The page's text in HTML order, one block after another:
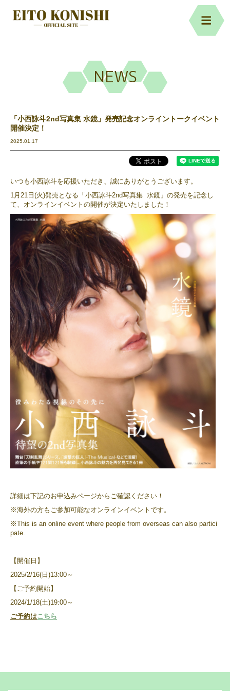
NEWS
「小西詠斗2nd写真集 水鏡」発売記念オンライントークイベント
開催決定！
2025.01.17
いつも小西詠斗を応援いただき、誠にありがとうございます。
1月21日(火)発売となる「小西詠斗2nd写真集 水鏡」の発売を記念し
て、オンラインイベントの開催が決定いたしました！
詳細は下記のお申込みページからご確認ください！
※海外の方もご参加可能なオンラインイベントです。
※This is an online event where people from overseas can also partici
pate.
【開催日】
2025/2/16(日)13:00～
【ご予約開始】
2024/1/18(土)19:00～
ご予約はこちら